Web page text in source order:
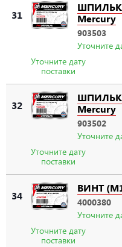
31
Mercury
903503
Уточните
Уточните дату
поставки
32
Mercury
903502
Уточните
Уточните дату
поставки
34
ВИНТ
4000380
Уточните
Уточните дату
поставки